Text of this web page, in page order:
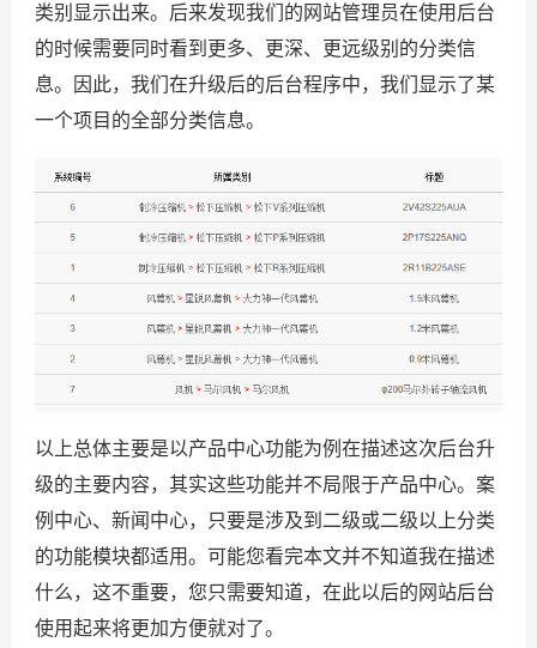
类别显示出来。后来发现我们的网站管理员在使用后台
的时候需要同时看到更多、更深、更远级别的分类信
息。因此，我们在升级后的后台程序中，我们显示了某
一个项目的全部分类信息。
以上总体主要是以产品中心功能为例在描述这次后台升
级的主要内容，其实这些功能并不局限于产品中心。案
例中心、新闻中心，只要是涉及到二级或二级以上分类
的功能模块都适用。可能您看完本文并不知道我在描述
什么，这不重要，您只需要知道，在此以后的网站后台
使用起来将更加方便就对了。